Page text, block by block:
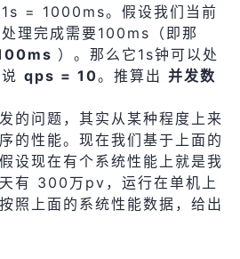
= 1000ms。假设我们当前
理完成需要100ms（即那
）。那么它1s钟可以处
qps = 10。推算出 并发数
的问题，其实从某种程度上来
的性能。现在我们基于上面的
设现在有个系统性能上就是我
有 300万pv，运行在单机上
照上面的系统性能数据，给出